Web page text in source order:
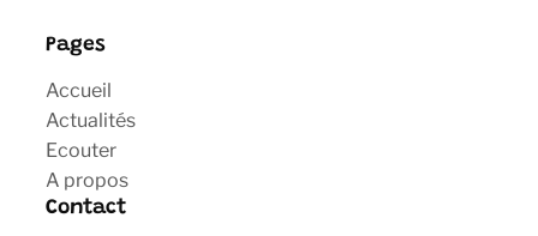
Pages
Accueil
Actualités
Ecouter
A propos
Contact